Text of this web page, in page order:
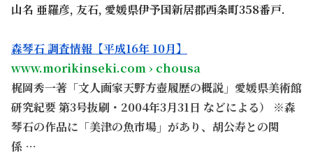
山名 亜羅彦, 友石, 愛媛県伊予国新居郡西条町358番戸.
森琴石 調査情報【平成16年 10月】
www.morikinseki.com › chousa
梶岡秀一著「文人画家天野方壺履歴の概説」愛媛県美術館
研究紀要 第3号抜刷・2004年3月31日 などによる） ※森
琴石の作品に「美津の魚市場」があり、胡公寿との関
係 …